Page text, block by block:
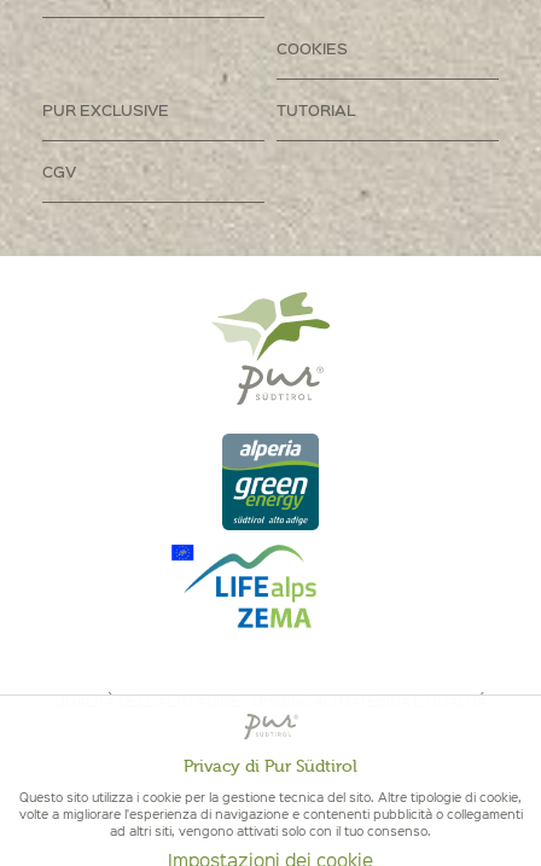
COOKIES
PUR EXCLUSIVE TUTORIAL
CGV
QUALITÀ DELL'ALTO ADIGE - ORIGINE ALTOATESINA E QUALITÁ
CONTROLLATA
Privacy di Pur Südtirol
Questo sito utilizza i cookie per la gestione tecnica del sito. Altre tipologie di cookie,
volte a migliorare l'esperienza di navigazione e contenenti pubblicità o collegamenti
ad altri siti, vengono attivati solo con il tuo consenso.
Impostazioni dei cookie